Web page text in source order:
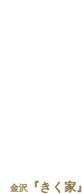
金沢 『きく家』